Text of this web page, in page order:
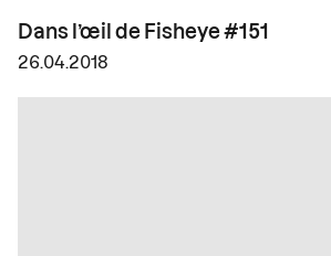
Dans l’œil de Fisheye #151
26.04.2018